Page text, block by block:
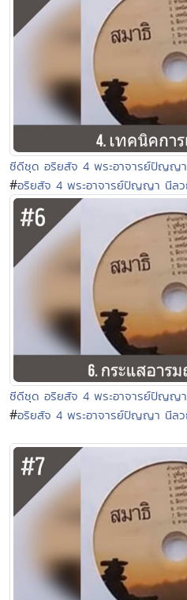
ซีดีชุด อริยสัจ 4 พระอาจารย์ปัญ
#อริยสัจ 4 พระอาจารย์ปัญญา นีล
ซีดีชุด อริยสัจ 4 พระอาจารย์ปัญ
#อริยสัจ 4 พระอาจารย์ปัญญา นีล